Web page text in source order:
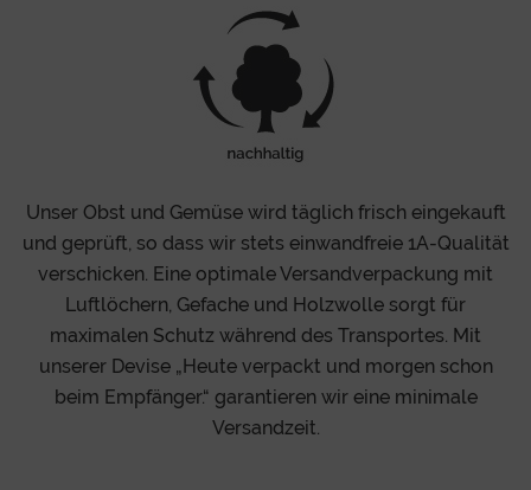
Unser Obst und Gemüse wird täglich frisch eingekauft
und geprüft, so dass wir stets einwandfreie 1A-Qualität
verschicken. Eine optimale Versandverpackung mit
Luftlöchern, Gefache und Holzwolle sorgt für
maximalen Schutz während des Transportes. Mit
unserer Devise „Heute verpackt und morgen schon
beim Empfänger.“ garantieren wir eine minimale
Versandzeit.